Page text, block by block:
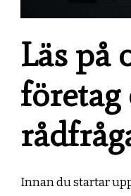
Läs på
företag
Innan du startar